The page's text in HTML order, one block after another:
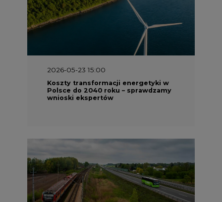
2026-05-23 15:00
Koszty transformacji energetyki w
Polsce do 2040 roku – sprawdzamy
wnioski ekspertów